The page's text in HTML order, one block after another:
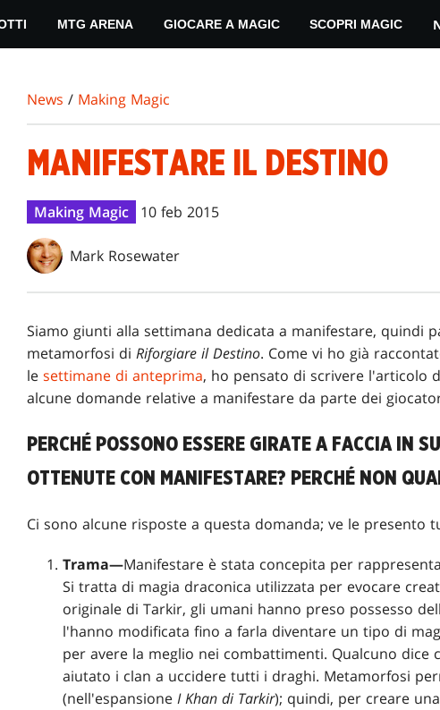
MTG ARENA GIOCARE A MAGIC SCOPRI MAGIC
News / Making Magic
MANIFESTARE IL DESTINO
Making Magic 10 feb 2015
Mark Rosewater
Siamo giunti alla settimana dedicata a manifestare, quindi
metamorfosi di Riforgiare il Destino. Come vi ho già
le settimane di anteprima, ho pensato di scrivere l'articolo
alcune domande relative a manifestare da parte dei
PERCHÉ POSSONO ESSERE GIRATE A FACCIA IN
OTTENUTE CON MANIFESTARE? PERCHÉ NON
Ci sono alcune risposte a questa domanda; ve le presento
Trama—Manifestare è stata concepita per
Si tratta di magia draconica utilizzata per evocare
originale di Tarkir, gli umani hanno preso possesso
l'hanno modificata fino a farla diventare un tipo di
per avere la meglio nei combattimenti. Qualcuno
aiutato i clan a uccidere tutti i draghi. Metamorfosi
(nell'espansione I Khan di Tarkir); quindi, per creare